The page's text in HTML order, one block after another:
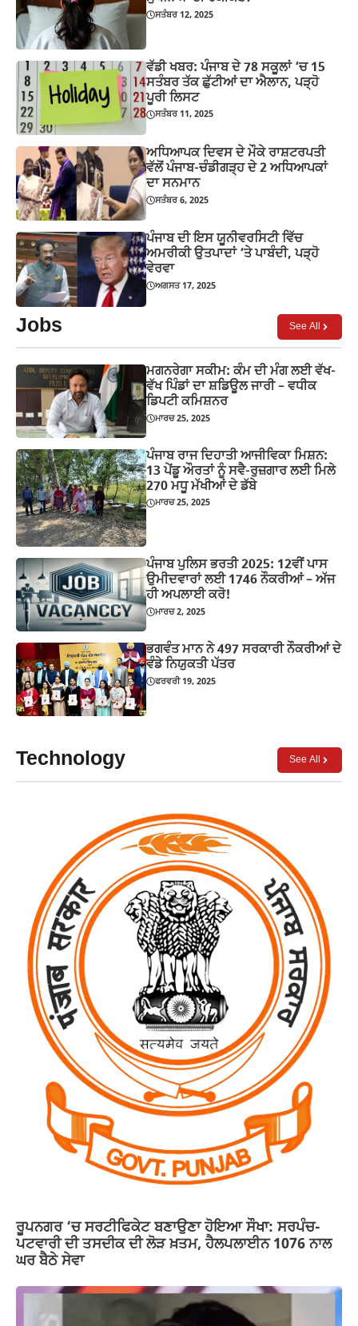
ਸਤੰਬਰ 12, 2025
ਵੱਡੀ ਖਬਰ: ਪੰਜਾਬ ਦੇ 78 ਸਕੂਲਾਂ ‘ਚ 15
ਸਤੰਬਰ ਤੱਕ ਛੁੱਟੀਆਂ ਦਾ ਐਲਾਨ, ਪੜ੍ਹੋ
ਪੂਰੀ ਲਿਸਟ
ਸਤੰਬਰ 11, 2025
ਅਧਿਆਪਕ ਦਿਵਸ ਦੇ ਮੌਕੇ ਰਾਸ਼ਟਰਪਤੀ
ਵੱਲੋਂ ਪੰਜਾਬ-ਚੰਡੀਗੜ੍ਹ ਦੇ 2 ਅਧਿਆਪਕਾਂ
ਦਾ ਸਨਮਾਨ
ਸਤੰਬਰ 6, 2025
ਪੰਜਾਬ ਦੀ ਇਸ ਯੂਨੀਵਰਸਿਟੀ ਵਿੱਚ
ਅਮਰੀਕੀ ਉਤਪਾਦਾਂ ‘ਤੇ ਪਾਬੰਦੀ, ਪੜ੍ਹੋ
ਵੇਰਵਾ
ਅਗਸਤ 17, 2025
Jobs See All
ਮਗਨਰੇਗਾ ਸਕੀਮ: ਕੰਮ ਦੀ ਮੰਗ ਲਈ ਵੱਖ-
ਵੱਖ ਪਿੰਡਾਂ ਦਾ ਸ਼ਡਿਊਲ ਜਾਰੀ – ਵਧੀਕ
ਡਿਪਟੀ ਕਮਿਸ਼ਨਰ
ਮਾਰਚ 25, 2025
ਪੰਜਾਬ ਰਾਜ ਦਿਹਾਤੀ ਆਜੀਵਿਕਾ ਮਿਸ਼ਨ:
13 ਪੇਂਡੂ ਔਰਤਾਂ ਨੂੰ ਸਵੈ-ਰੁਜ਼ਗਾਰ ਲਈ ਮਿਲੇ
270 ਮਧੂ ਮੱਖੀਆਂ ਦੇ ਡੱਬੇ
ਮਾਰਚ 25, 2025
ਪੰਜਾਬ ਪੁਲਿਸ ਭਰਤੀ 2025: 12ਵੀਂ ਪਾਸ
ਉਮੀਦਵਾਰਾਂ ਲਈ 1746 ਨੌਕਰੀਆਂ – ਅੱਜ
ਹੀ ਅਪਲਾਈ ਕਰੋ!
ਮਾਰਚ 2, 2025
ਭਗਵੰਤ ਮਾਨ ਨੇ 497 ਸਰਕਾਰੀ ਨੌਕਰੀਆਂ ਦੇ
ਵੰਡੇ ਨਿਯੁਕਤੀ ਪੱਤਰ
ਫਰਵਰੀ 19, 2025
Technology See All
ਰੂਪਨਗਰ ‘ਚ ਸਰਟੀਫਿਕੇਟ ਬਣਾਉਣਾ ਹੋਇਆ ਸੌਖਾ: ਸਰਪੰਚ-
ਪਟਵਾਰੀ ਦੀ ਤਸਦੀਕ ਦੀ ਲੋੜ ਖ਼ਤਮ, ਹੈਲਪਲਾਈਨ 1076 ਨਾਲ
ਘਰ ਬੈਠੇ ਸੇਵਾ